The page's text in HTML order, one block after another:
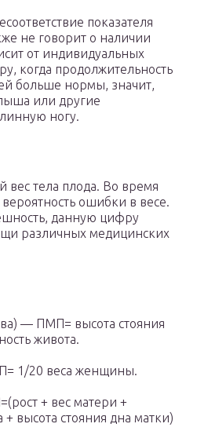
показателя
не говорит о наличии
от индивидуальных
когда продолжительность
больше нормы, значит,
или другие
ногу.
тела плода. Во время
ошибки в весе.
данную цифру
различных медицинских
— ПМП= высота стояния
живота.
1/20 веса женщины.
+ вес матери +
высота стояния дна матки)